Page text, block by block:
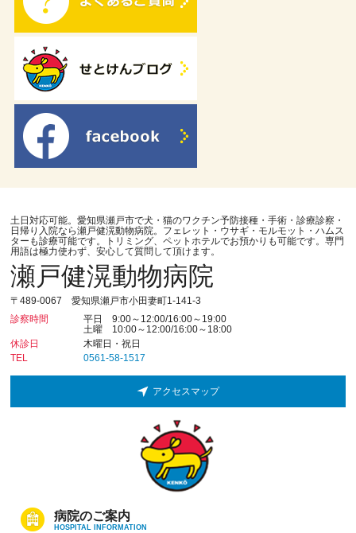
土日対応可能。愛知県瀬戸市で犬・猫のワクチン予防接種・手術・診療診察・
日帰り入院なら瀬戸健滉動物病院。フェレット・ウサギ・モルモット・ハムス
ターも診療可能です。トリミング、ペットホテルでお預かりも可能です。専門
用語は極力使わず、安心して質問して頂けます。
瀬戸健滉動物病院
〒489-0067 愛知県瀬戸市小田妻町1-141-3
診察時間
平日 9:00～12:00/16:00～19:00
土曜 10:00～12:00/16:00～18:00
休診日
木曜日・祝日
TEL
0561-58-1517
アクセスマップ
病院のご案内
HOSPITAL INFORMATION